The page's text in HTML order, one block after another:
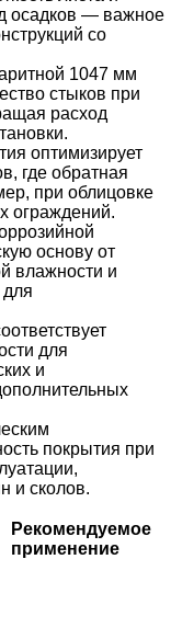
осадков — важное
со
1047 мм
стыков при
расход
оптимизирует
где обратная
при облицовке
ограждений.
основу от
влажности и
для
и
покрытия при
и сколов.
Рекомендуемое
применение